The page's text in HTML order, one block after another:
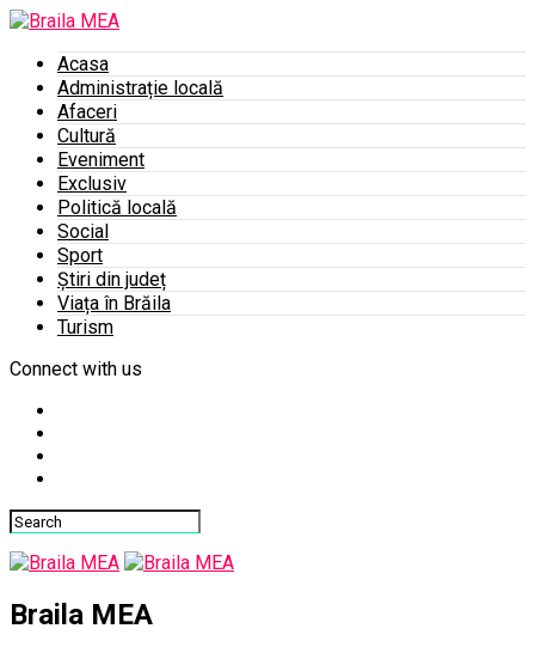
Acasa
Administrație locală
Afaceri
Cultură
Eveniment
Exclusiv
Politică locală
Social
Sport
Știri din județ
Viața în Brăila
Turism
Connect with us
Braila MEA